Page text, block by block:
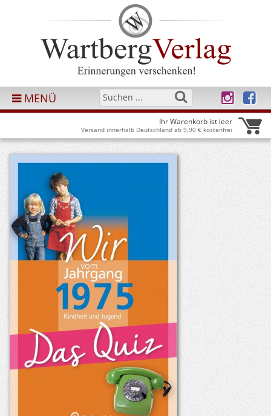
MENÜ
Ihr Warenkorb ist leer
Versand innerhalb Deutschland ab 9,90 € kostenfrei